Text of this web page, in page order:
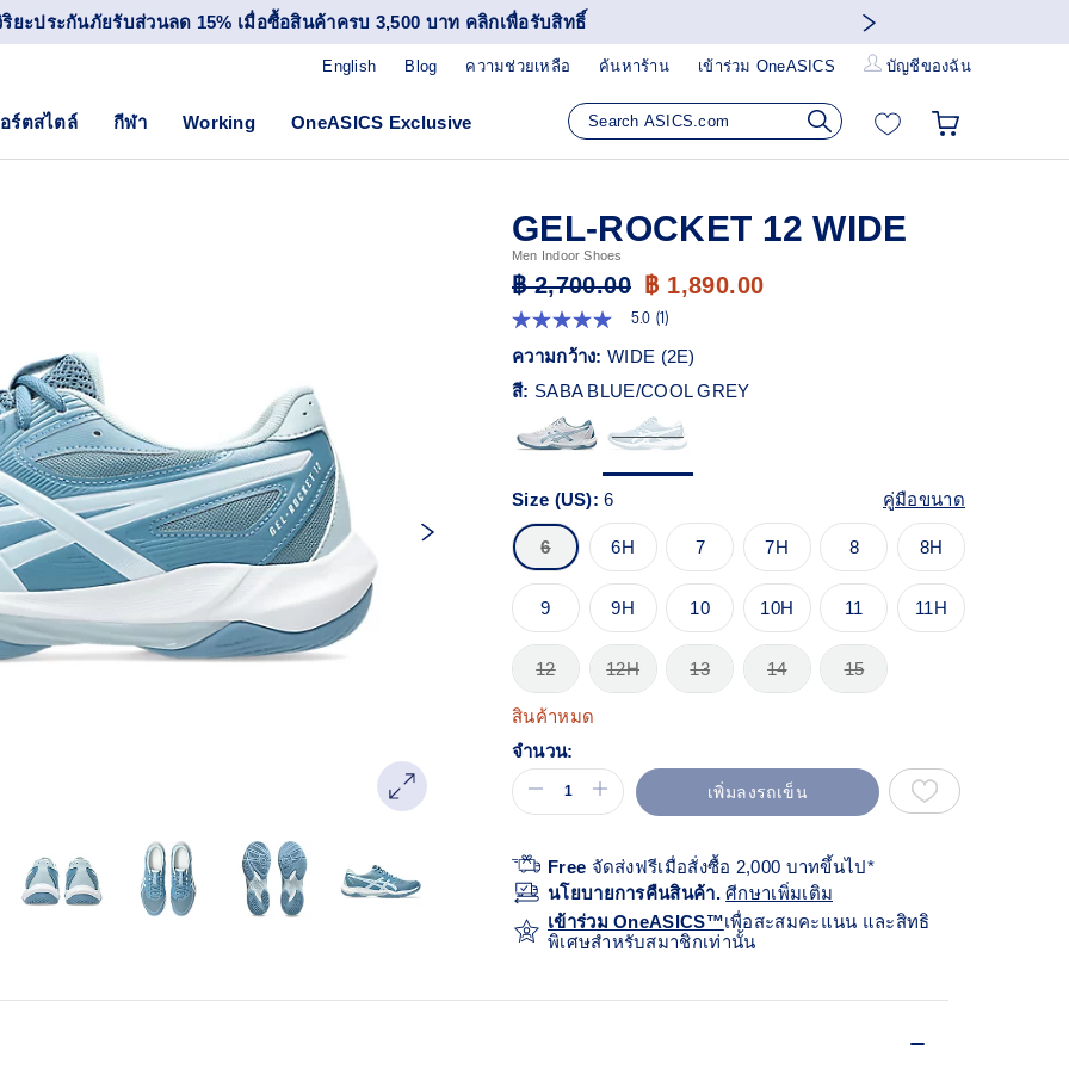
ยะประกันภัยรับส่วนลด 15% เมื่อซื้อสินค้าครบ 3,500 บาท คลิกเพื่อรับสิทธิ์
Blog ความช่วยเหลือ ค้นหาร้าน เข้าร่วม OneASICS บัญชีของฉัน
English
ร์ตสไตล์ กีฬา Working OneASICS Exclusive
GEL-ROCKET 12 WIDE
Men Indoor Shoes
฿ 2,700.00 ฿ 1,890.00
5.0
จาก
5
ดาว
ค่า
คะแนน
เฉลี่ย
Reviews.
ลิงก์
หน้า
เดียวกัน
5.0 (1)
ความกว้าง: WIDE (2E)
สี: SABA BLUE/COOL GREY
Size (US):6 คู่มือขนาด
6 6H 7 7H 8 8H
9 9H 10 10H 11 11H
12 12H 13 14 15
สินค้าหมด
จำนวน:
เพิ่มลงรถเข็น
Free จัดส่งฟรีเมื่อสั่งซื้อ 2,000 บาทขึ้นไป*
นโยบายการคืนสินค้า.ศีกษาเพิ่มเติม
เข้าร่วม OneASICS™เพื่อสะสมคะแนน และสิทธิ
พิเศษสำหรับสมาชิกเท่านั้น